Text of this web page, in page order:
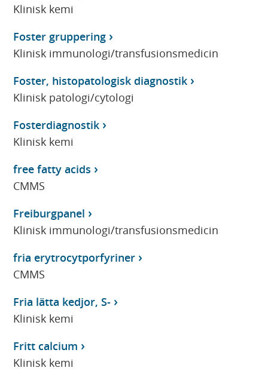
Klinisk kemi
Foster gruppering
Klinisk immunologi/transfusionsmedicin
Foster, histopatologisk diagnostik
Klinisk patologi/cytologi
Fosterdiagnostik
Klinisk kemi
free fatty acids
CMMS
Freiburgpanel
Klinisk immunologi/transfusionsmedicin
fria erytrocytporfyriner
CMMS
Fria lätta kedjor, S-
Klinisk kemi
Fritt calcium
Klinisk kemi